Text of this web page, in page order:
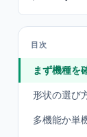
目次
まず機種を
形状の選び
多機能か単